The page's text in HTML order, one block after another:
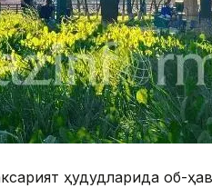
ҳудудларида об-